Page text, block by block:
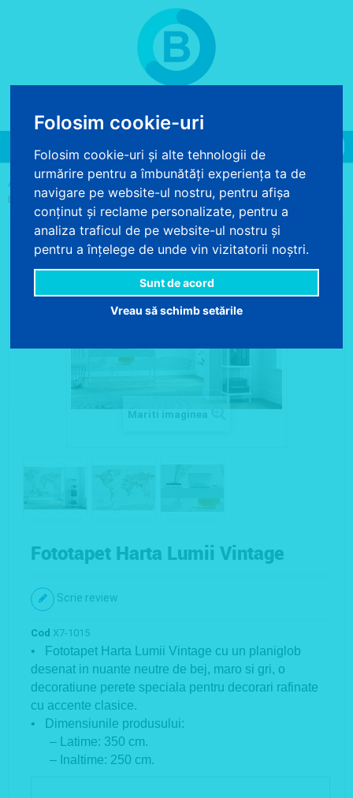
Folosim cookie-uri
Folosim cookie-uri și alte tehnologii de
urmărire pentru a îmbunătăți experiența ta de
navigare pe website-ul nostru, pentru afișa
conținut și reclame personalizate, pentru a
analiza traficul de pe website-ul nostru și
pentru a înțelege de unde vin vizitatorii noștri.
Sunt de acord
Vreau să schimb setările
0 produse - 0.00 lei
Toggle
navigation
ACASA
> FOTOTAPET > FOTOTAPET DESIGN >
FOTOTAPET HARTA
LUMII VINTAGE
Mariti imaginea
Fototapet Harta Lumii Vintage
Scrie review
Cod X7-1015
• Fototapet Harta Lumii Vintage cu un planiglob
desenat in nuante neutre de bej, maro si gri, o
decoratiune perete speciala pentru decorari rafinate
cu accente clasice.
• Dimensiunile produsului:
– Latime: 350 cm.
– Inaltime: 250 cm.